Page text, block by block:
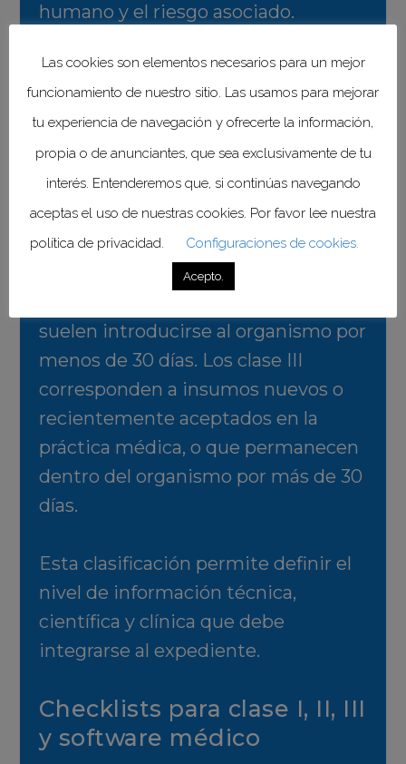
humano y el riesgo asociado.
Los dispositivos clase I
corresponden a insumos conocidos
en la práctica médica, con seguridad
y eficacia comprobadas, que
generalmente no se introducen al
organismo. Los clase II también son
conocidos en la práctica médica,
pero pueden tener variaciones en
suelen introducirse al organismo por
menos de 30 días. Los clase III
corresponden a insumos nuevos o
recientemente aceptados en la
práctica médica, o que permanecen
dentro del organismo por más de 30
días.
Esta clasificación permite definir el
nivel de información técnica,
científica y clínica que debe
integrarse al expediente.
Checklists para clase I, II, III
y software médico
Las cookies son elementos necesarios para un mejor
funcionamiento de nuestro sitio. Las usamos para mejorar
tu experiencia de navegación y ofrecerte la información,
propia o de anunciantes, que sea exclusivamente de tu
interés. Entenderemos que, si continúas navegando
aceptas el uso de nuestras cookies. Por favor lee nuestra
política de privacidad.
Configuraciones de cookies.
Acepto.